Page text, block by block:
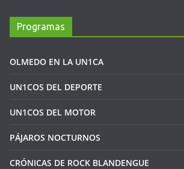
Programas
OLMEDO EN LA UN1CA
UN1COS DEL DEPORTE
UN1COS DEL MOTOR
PÁJAROS NOCTURNOS
CRÓNICAS DE ROCK BLANDENGUE